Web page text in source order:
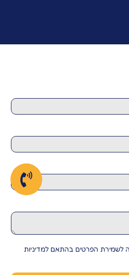
לשמירת הפרטים בהתאם למדיניות